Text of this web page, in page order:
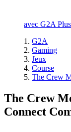
avec G2A Plus
G2A
Gaming
Jeux
Course
The Crew
The Crew
Connect